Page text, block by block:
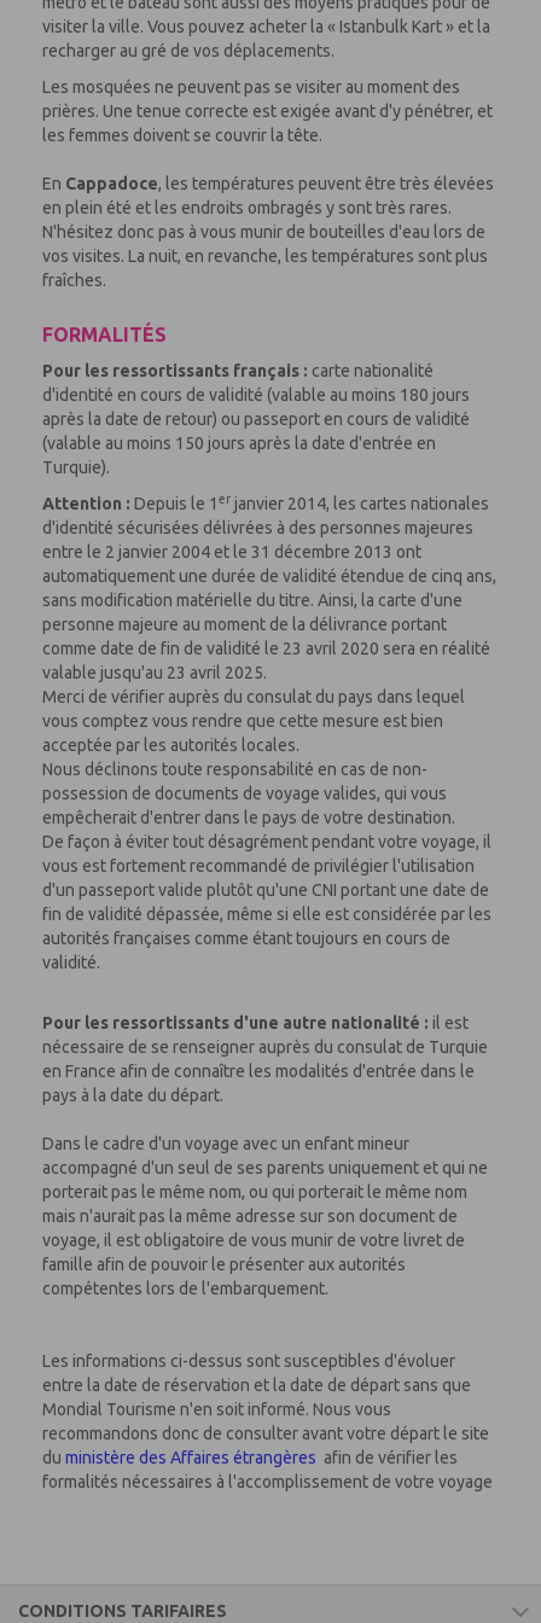
visiter la ville. Vous pouvez acheter la « Istanbulk Kart » et la
recharger au gré de vos déplacements.
Les mosquées ne peuvent pas se visiter au moment des
prières. Une tenue correcte est exigée avant d'y pénétrer, et
les femmes doivent se couvrir la tête.
En Cappadoce, les températures peuvent être très élevées
en plein été et les endroits ombragés y sont très rares.
N'hésitez donc pas à vous munir de bouteilles d'eau lors de
vos visites. La nuit, en revanche, les températures sont plus
fraîches.
FORMALITÉS
Pour les ressortissants français : carte nationalité
d'identité en cours de validité (valable au moins 180 jours
après la date de retour) ou passeport en cours de validité
(valable au moins 150 jours après la date d'entrée en
Turquie).
Attention : Depuis le 1 er janvier 2014, les cartes nationales
d'identité sécurisées délivrées à des personnes majeures
entre le 2 janvier 2004 et le 31 décembre 2013 ont
automatiquement une durée de validité étendue de cinq ans,
sans modification matérielle du titre. Ainsi, la carte d'une
personne majeure au moment de la délivrance portant
comme date de fin de validité le 23 avril 2020 sera en réalité
valable jusqu'au 23 avril 2025.
Merci de vérifier auprès du consulat du pays dans lequel
vous comptez vous rendre que cette mesure est bien
acceptée par les autorités locales.
Nous déclinons toute responsabilité en cas de non-
possession de documents de voyage valides, qui vous
empêcherait d'entrer dans le pays de votre destination.
De façon à éviter tout désagrément pendant votre voyage, il
vous est fortement recommandé de privilégier l'utilisation
d'un passeport valide plutôt qu'une CNI portant une date de
fin de validité dépassée, même si elle est considérée par les
autorités françaises comme étant toujours en cours de
validité.
Pour les ressortissants d'une autre nationalité : il est
nécessaire de se renseigner auprès du consulat de Turquie
en France afin de connaître les modalités d'entrée dans le
pays à la date du départ.
Dans le cadre d'un voyage avec un enfant mineur
accompagné d'un seul de ses parents uniquement et qui ne
porterait pas le même nom, ou qui porterait le même nom
mais n'aurait pas la même adresse sur son document de
voyage, il est obligatoire de vous munir de votre livret de
famille afin de pouvoir le présenter aux autorités
compétentes lors de l'embarquement.
Les informations ci-dessus sont susceptibles d'évoluer
entre la date de réservation et la date de départ sans que
Mondial Tourisme n'en soit informé. Nous vous
recommandons donc de consulter avant votre départ le site
du ministère des Affaires étrangères afin de vérifier les
formalités nécessaires à l'accomplissement de votre voyage
CONDITIONS TARIFAIRES